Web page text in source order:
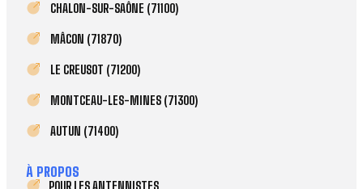
CHALON-SUR-SAÔNE (71100)
MÂCON (71870)
LE CREUSOT (71200)
MONTCEAU-LES-MINES (71300)
AUTUN (71400)
À PROPOS
POUR LES ANTENNISTES